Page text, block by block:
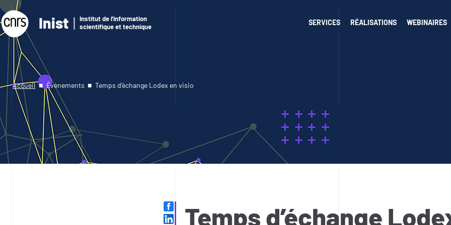
Inist
Institut de l'information
scientifique et technique
SERVICES RÉALISATIONS WEBINAIRES
Accueil Évènements Temps d’échange Lodex en visio
Temps d’échange